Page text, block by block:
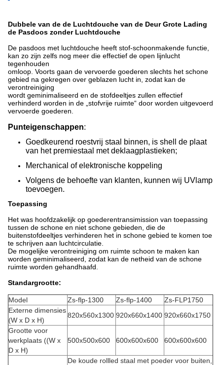
Dubbele van de de Luchtdouche van de Deur Grote Lading
de Pasdoos zonder Luchtdouche
De pasdoos met luchtdouche heeft stof-schoonmakende functie,
kan zo zijn zelfs nog meer die effectief de open lijnlucht
tegenhouden
omloop. Voorts gaan de vervoerde goederen slechts het schone
gebied na gekregen over geblazen lucht in, zodat kan de
verontreiniging
wordt geminimaliseerd en de stofdeeltjes zullen effectief
verhinderd worden in de „stofvrije ruimte“ door worden uitgevoerd
vervoerde goederen.
Punteigenschappen:
Goedkeurend roestvrij staal binnen, is shell de plaat
van het premiestaal met deklaagplastieken;
Merchanical of elektronische koppeling
Volgens de behoefte van klanten, kunnen wij UVlamp
toevoegen.
Toepassing
Het was hoofdzakelijk op goederentransimission van toepassing
tussen de schone en niet schone gebieden, die de
buitenstofdeeltjes verhinderen het in schone gebied te komen toe
te schrijven aan luchtcirculatie.
De mogelijke verontreiniging om ruimte schoon te maken kan
worden geminimaliseerd, zodat kan de netheid van de schone
ruimte worden gehandhaafd.
Standargrootte:
Model Zs-flp-1300 Zs-flp-1400
Zs-FLP1750
Externe dimensies
(W x D x H)
820x560x1300 920x660x1400 920x660x1750
Grootte voor
werkplaats ((W x
D x H)
500x500x600 600x600x600 600x600x600
De koude rollled staal met poeder voor buiten,